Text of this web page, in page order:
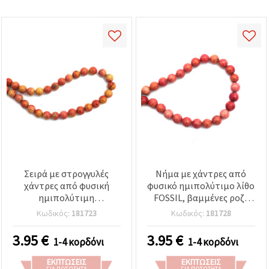
Σειρά με στρογγυλές
χάντρες από φυσική
ημιπολύτιμη
απολιθωμένη πέτρα,
χρωματισμένη
πορτοκαλί (εφέ
μαρμάρου κόκκινο–
κίτρινο), 8–8,5 mm, περ.
Κωδικός: 181723
3.95€ 1-4 κορδόνι
ΕΚΠΤΏΣΕΙΣ
Νήμα με χάντρες από
φυσικό ημιπολύτιμο λίθο
FOSSIL, βαμμένες ροζ-
κόκκινο, στρογγυλές
8~8,5 mm, ~45 τεμ.
Κωδικός: 181728
3.95€ 1-4 κορδόνι
ΕΚΠΤΏΣΕΙΣ